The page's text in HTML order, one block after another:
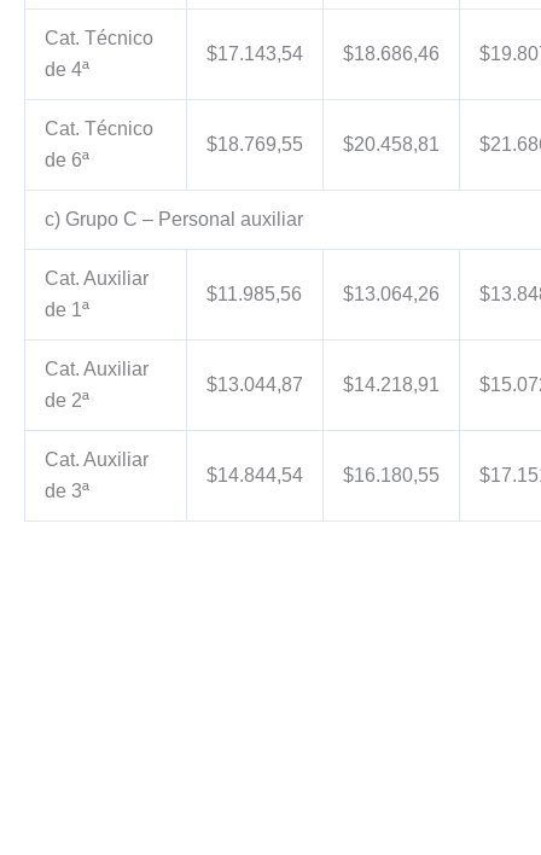
Cat. Técnico
de 4ª
$17.143,54 $18.686,46
Cat. Técnico
de 6ª
$18.769,55 $20.458,81
c) Grupo C – Personal auxiliar
Cat. Auxiliar
de 1ª
$11.985,56 $13.064,26
Cat. Auxiliar
de 2ª
$13.044,87 $14.218,91
Cat. Auxiliar
de 3ª
$14.844,54 $16.180,55